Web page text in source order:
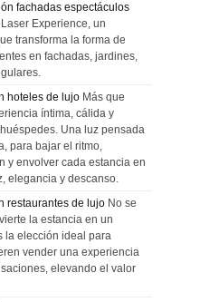
fachadas espectáculos
Experience, un
transforma la forma de
en fachadas, jardines,
hoteles de lujo Más que
íntima, cálida y
Una luz pensada
para bajar el ritmo,
y envolver cada estancia en
elegancia y descanso.
restaurantes de lujo No se
la estancia en un
la elección ideal para
vender una experiencia
elevando el valor